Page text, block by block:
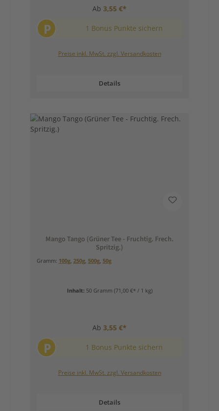
Ab 3,55 €*
P 1 Bonus Punkte sichern
Preise inkl. MwSt. zzgl. Versandkosten
Details
Mango Tango (Grüner Tee - Fruchtig. Frech.
Spritzig.)
Gramm: 100g, 250g, 500g, 50g
Inhalt: 50 Gramm (71,00 €* / 1 kg)
Ab 3,55 €*
P 1 Bonus Punkte sichern
Preise inkl. MwSt. zzgl. Versandkosten
Details